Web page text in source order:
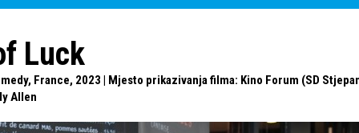
Luck
France, 2023 | Mjesto prikazivanja filma: Kino Forum (SD
Allen